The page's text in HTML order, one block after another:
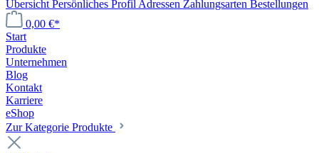
Übersicht Persönliches Profil Adressen Zahlungsarten Bestellungen
0,00 €*
Start
Produkte
Unternehmen
Blog
Kontakt
Karriere
eShop
Zur Kategorie Produkte